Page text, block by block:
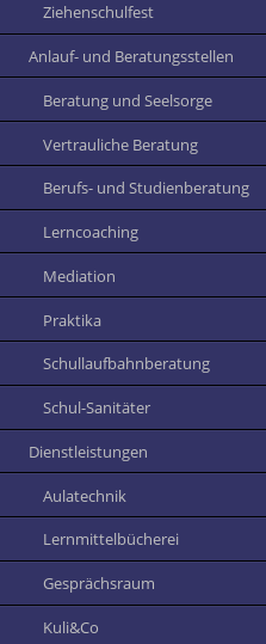
Ziehenschulfest
Anlauf- und Beratungsstellen
Beratung und Seelsorge
Vertrauliche Beratung
Berufs- und Studienberatung
Lerncoaching
Mediation
Praktika
Schullaufbahnberatung
Schul-Sanitäter
Dienstleistungen
Aulatechnik
Lernmittelbücherei
Gesprächsraum
Kuli&Co